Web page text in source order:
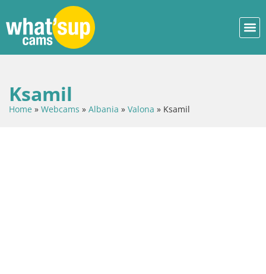
Ksamil
Home » Webcams » Albania » Valona » Ksamil